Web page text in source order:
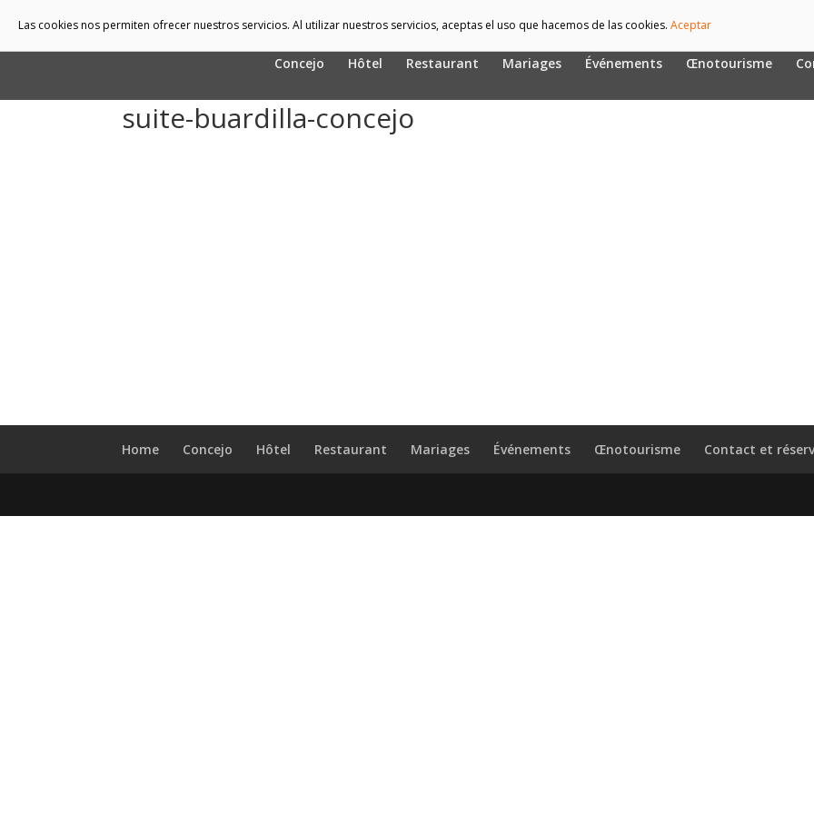
Concejo Hôtel Restaurant Mariages Événements Œnotourisme
suite-buardilla-concejo
Home Concejo Hôtel Restaurant Mariages Événements Œnotourisme Contact et
Las cookies nos permiten ofrecer nuestros servicios. Al utilizar nuestros servicios, aceptas el uso que hacemos de las cookies. Aceptar